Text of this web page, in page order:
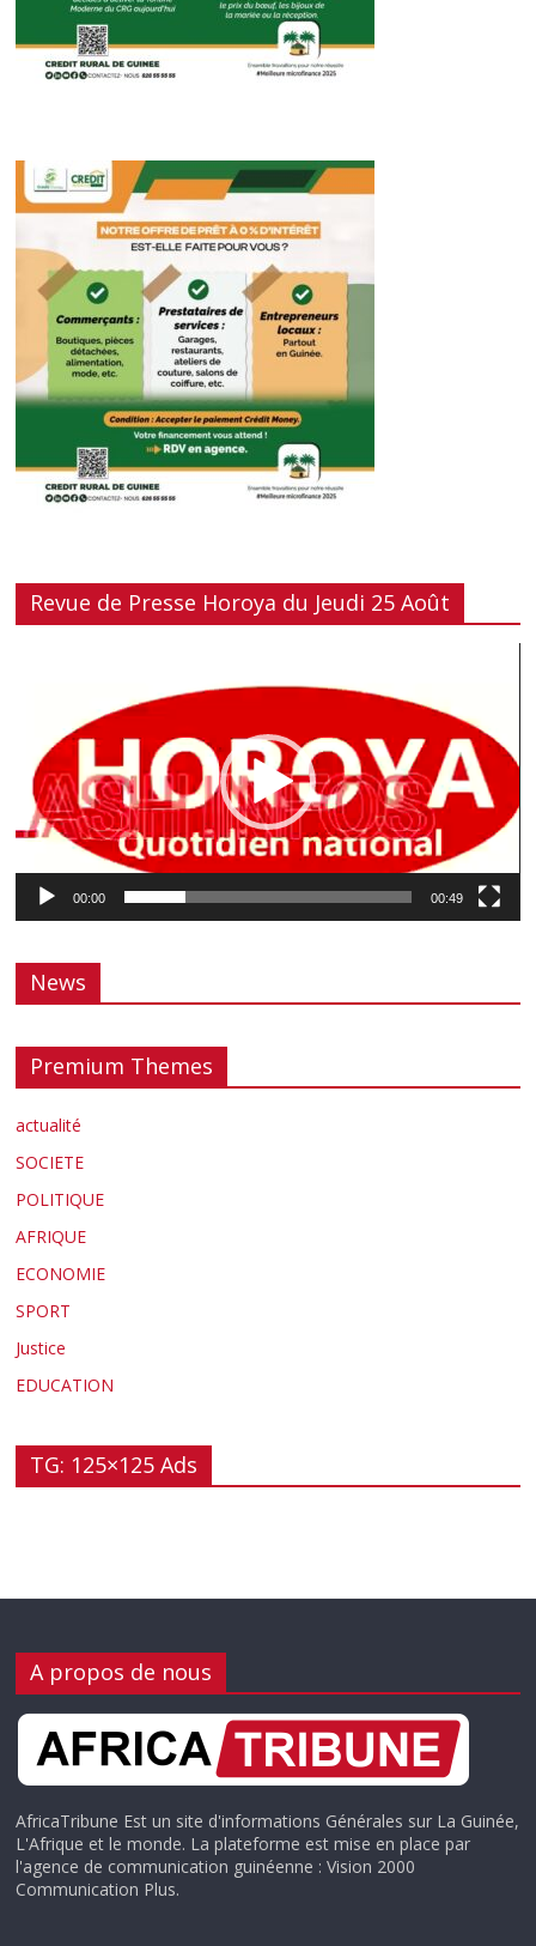
Revue de Presse Horoya du Jeudi 25 Août
00:00 00:49
News
Premium Themes
actualité
SOCIETE
POLITIQUE
AFRIQUE
ECONOMIE
SPORT
Justice
EDUCATION
TG: 125×125 Ads
A propos de nous
AfricaTribune Est un site d'informations Générales sur La Guinée,
L'Afrique et le monde. La plateforme est mise en place par
l'agence de communication guinéenne : Vision 2000
Communication Plus.